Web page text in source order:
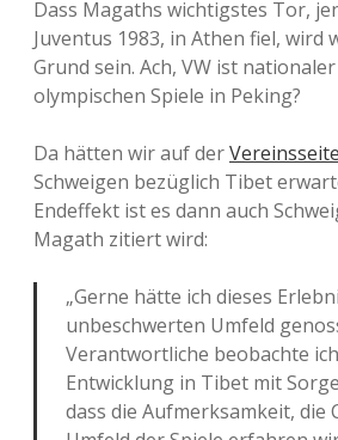
Dass Magaths wichtigstes Tor,
Juventus 1983, in Athen fiel, wird
Grund sein. Ach, VW ist
olympischen Spiele in Peking?
Da hätten wir auf derVereinsseite
Schweigen bezüglich Tibet
Endeffekt ist es dann auch
Magath zitiert wird:
„Gerne hätte ich dieses
unbeschwerten Umfeld
Verantwortliche beobachte
Entwicklung in Tibet mit
dass die Aufmerksamkeit, die